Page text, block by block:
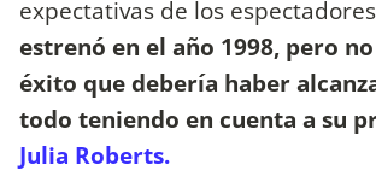
expectativas de los
estrenó en el año 1998, pero
éxito que debería haber
todo teniendo en cuenta a su
Julia Roberts.